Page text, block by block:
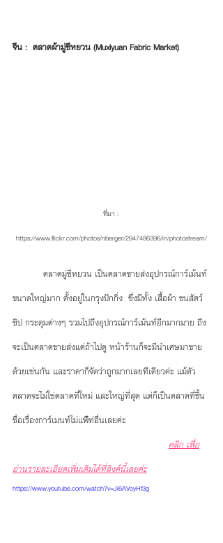
จีน :  ตลาดผ้ามู่ซีหยวน (Muxiyuan Fabric Market)
ที่มา :
https://www.flickr.com/photos/nberger/2947486396/in/photostream/
ขนาดใหญ่มาก ตั้งอยู่ในกรุงปักกิ่ง  ซึ่งมีทั้ง เสื้อผ้า ขนสัตว์
ซิป กระดุมต่างๆ รวมไปถึงอุปกรณ์การ์เม้นท์อีกมากมาย ถึง
จะเป็นตลาดขายส่งแต่ถ้าไปดู หน้าร้านก็จะมีนำเศษมาขาย
ด้วยเช่นกัน และราคาก็จัดว่าถูกมากเลยทีเดียวค่ะ แม้ตัว
ตลาดจะไม่ใช่ตลาดที่ใหม่ และใหญ่ที่สุด แต่ก็เป็นตลาดที่ขึ้น
ชื่อเรื่องการ์เมนท์ไม่แพ้ีท่อื่นเลยค่ะ
คลิก เพื่อ
อ่านรายละเอียดเพิ่มเติมได้ที่ลิงค์นี้เลยค่่ะ
https://www.youtube.com/watch?v=Ji6AVoyHf3g